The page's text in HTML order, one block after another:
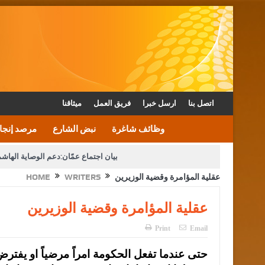
ميثاقنا فريق العمل ارسل خبرا اتصل بنا
مرصد نبض الشارع وظائف شاغرة
بيان اجتماع عمّان:دعم الوصاية
دعوة المكلفين بخدمة العلم (الدفعة الثالثة) إلى مراجعة
HOME WRITERS عقلية المؤامرة وقضية الوزيرين
عقلية المؤامرة وقضية الوزيرين
Print Email
حتى عندما تفعل الحكومة امراً مرضياً او